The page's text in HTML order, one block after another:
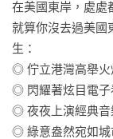
在美國東岸，處處
就算你沒去過美國
生：
◎ 佇立港灣高舉火
◎ 閃耀著炫目電子
◎ 夜夜上演經典音
◎ 綠意盎然宛如城